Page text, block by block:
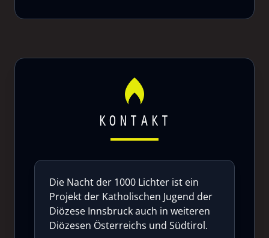
KONTAKT
Die Nacht der 1000 Lichter ist ein
Projekt der Katholischen Jugend der
Diözese Innsbruck auch in weiteren
Diözesen Österreichs und Südtirol.